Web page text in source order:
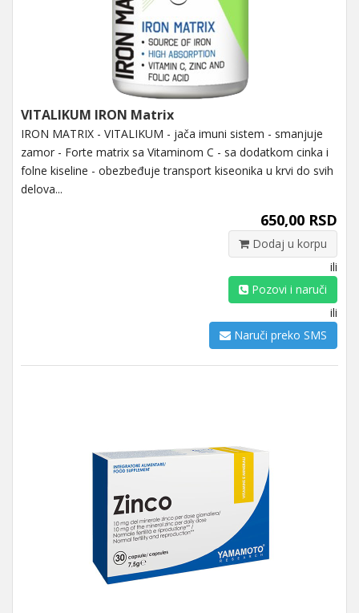
VITALIKUM IRON Matrix
IRON MATRIX - VITALIKUM - jača imuni sistem - smanjuje
zamor - Forte matrix sa Vitaminom C - sa dodatkom cinka i
folne kiseline - obezbeđuje transport kiseonika u krvi do svih
delova...
650,00 RSD
Dodaj u korpu
ili
Pozovi i naruči
ili
Naruči preko SMS